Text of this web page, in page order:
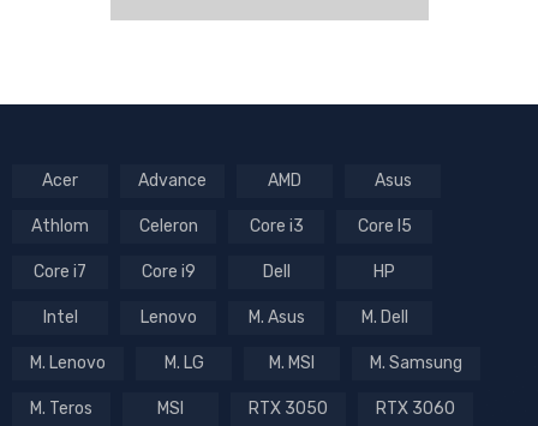
Acer Advance AMD Asus
Athlom Celeron Core i3 Core I5
Core i7 Core i9 Dell HP
Intel Lenovo M. Asus M. Dell
M. Lenovo M. LG M. MSI M. Samsung
M. Teros MSI RTX 3050 RTX 3060